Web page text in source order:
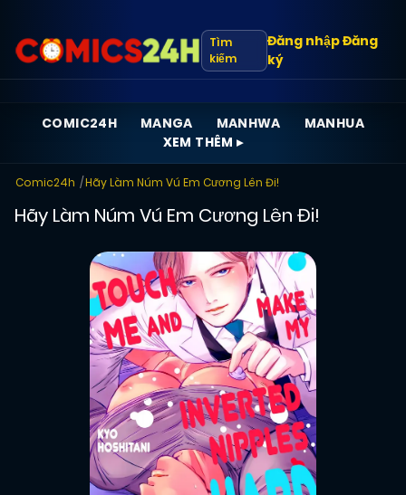
Tìm
kiếm
Đăng nhậpĐăng
ký
COMIC24H MANGA MANHWA
MANHUA
XEM THÊM ▸
Comic24h Hãy Làm Núm Vú Em Cương Lên Đi!
Hãy Làm Núm Vú Em Cương Lên Đi!